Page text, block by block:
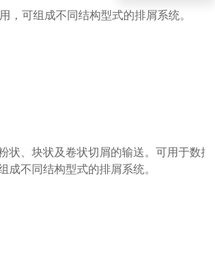
，可组成不同结构型式的排屑系统。
、块状及卷状切屑的输送。 可用于数控
成不同结构型式的排屑系统。